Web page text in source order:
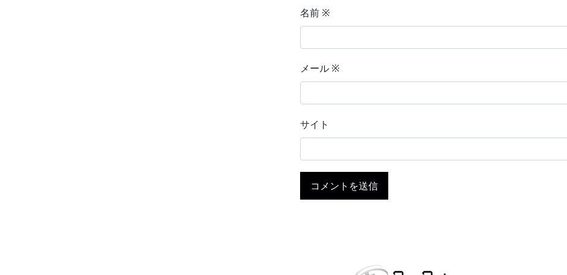
名前 ※
メール ※
サイト